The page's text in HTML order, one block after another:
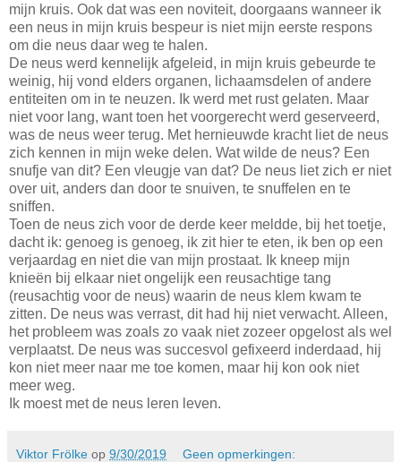
mijn kruis. Ook dat was een noviteit, doorgaans wanneer ik
een neus in mijn kruis bespeur is niet mijn eerste respons
om die neus daar weg te halen.
De neus werd kennelijk afgeleid, in mijn kruis gebeurde te
weinig, hij vond elders organen, lichaamsdelen of andere
entiteiten om in te neuzen. Ik werd met rust gelaten. Maar
niet voor lang, want toen het voorgerecht werd geserveerd,
was de neus weer terug. Met hernieuwde kracht liet de neus
zich kennen in mijn weke delen. Wat wilde de neus? Een
snufje van dit? Een vleugje van dat? De neus liet zich er niet
over uit, anders dan door te snuiven, te snuffelen en te
sniffen.
Toen de neus zich voor de derde keer meldde, bij het toetje,
dacht ik: genoeg is genoeg, ik zit hier te eten, ik ben op een
verjaardag en niet die van mijn prostaat. Ik kneep mijn
knieën bij elkaar niet ongelijk een reusachtige tang
(reusachtig voor de neus) waarin de neus klem kwam te
zitten. De neus was verrast, dit had hij niet verwacht. Alleen,
het probleem was zoals zo vaak niet zozeer opgelost als wel
verplaatst. De neus was succesvol gefixeerd inderdaad, hij
kon niet meer naar me toe komen, maar hij kon ook niet
meer weg.
Ik moest met de neus leren leven.
Viktor Frölke op 9/30/2019 Geen opmerkingen: